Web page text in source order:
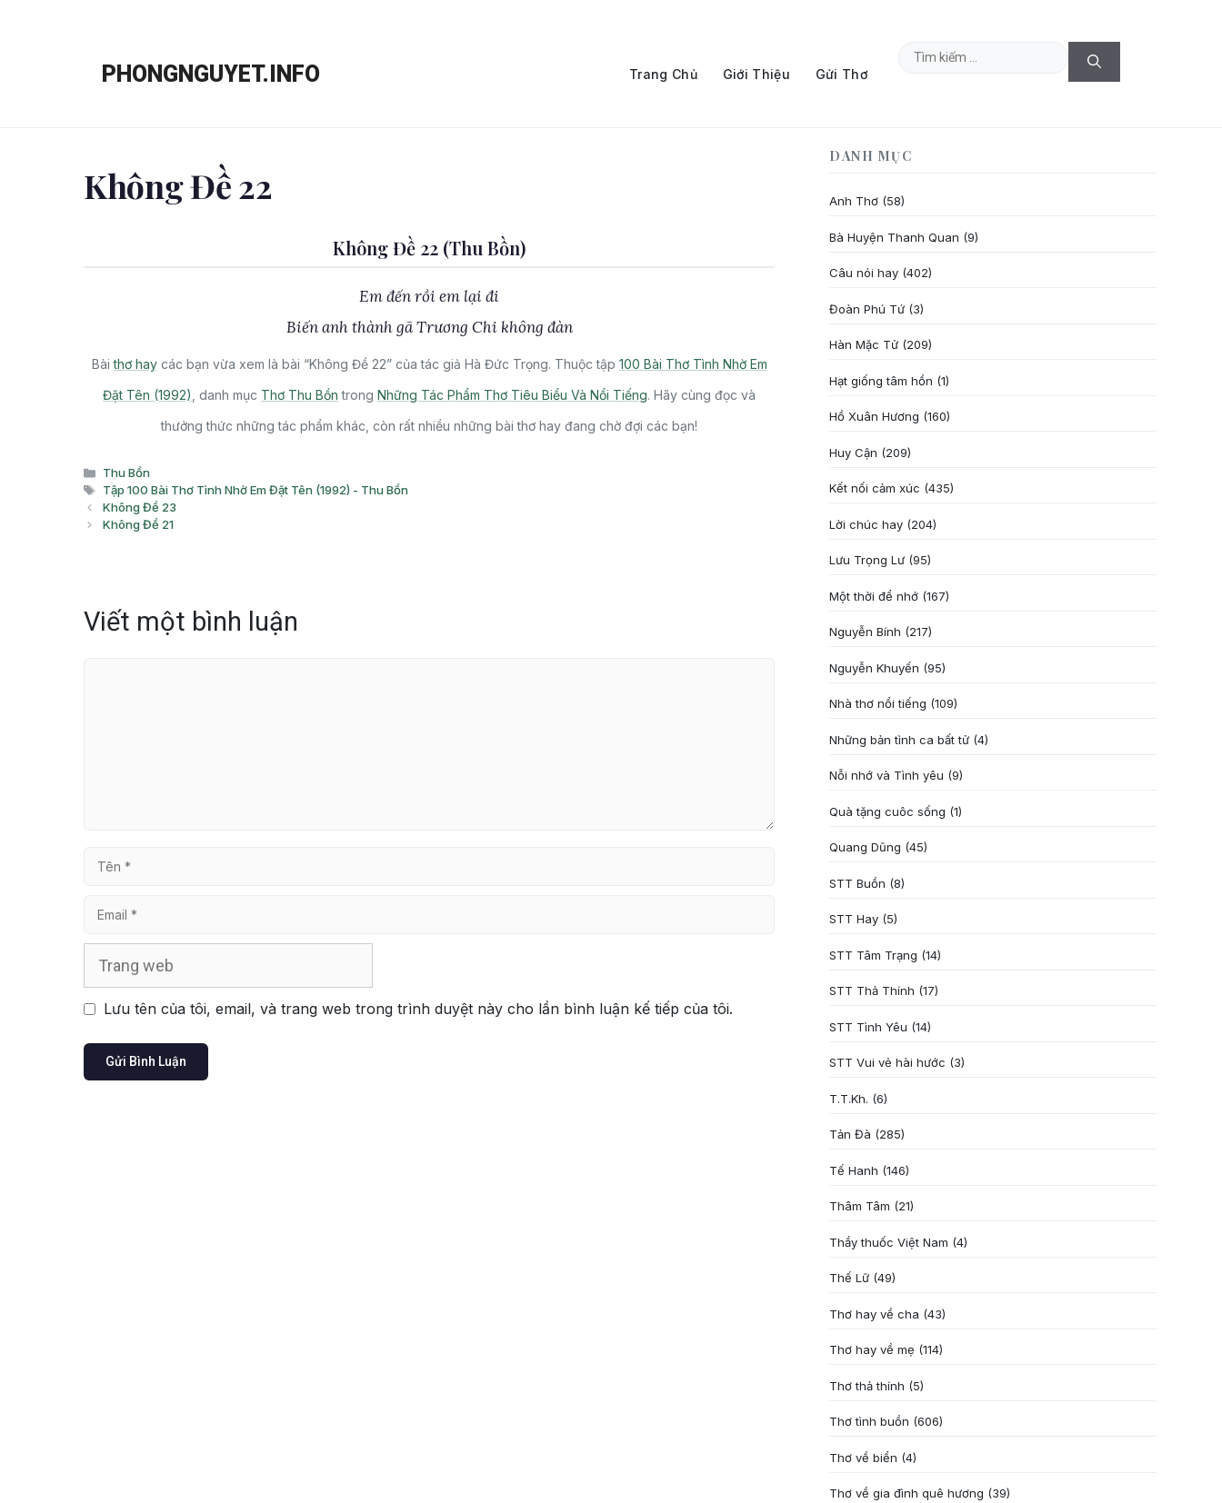
PHONGNGUYET.INFO Trang Chủ Giới Thiệu Gửi Thơ
Tìm
Không Đề 22
Không Đề 22 (Thu Bồn)
Em đến rồi em lại đi
Biến anh thành gã Trương Chi không đàn
Bàithơ haycác bạn vừa xem là bài “Không Đề 22” của tác giả Hà Đức Trọng. Thuộc tập 100 Bài Thơ Tình Nhờ Em
Đặt Tên (1992) , danh mục Thơ Thu Bồn trong Những Tác Phẩm Thơ Tiêu Biểu Và Nổi Tiếng. Hãy cùng đọc và
thưởng thức những tác phẩm khác, còn rất nhiều những bài thơ hay đang chờ đợi các bạn!
Danh
mục
Thu Bồn
Thẻ
Tập 100 Bài Thơ Tình Nhờ Em Đặt Tên (1992) - Thu Bồn
Không Đề 23
Không Đề 21
Viết một bình luận
Tên
Email
Lưu tên của tôi, email, và trang web trong trình duyệt này cho lần bình luận kế tiếp của tôi.
DANH MỤC
Anh Thơ (58)
Bà Huyện Thanh Quan (9)
Câu nói hay (402)
Đoàn Phú Tứ (3)
Hàn Mặc Tử (209)
Hạt giống tâm hồn (1)
Hồ Xuân Hương (160)
Huy Cận (209)
Kết nối cảm xúc (435)
Lời chúc hay (204)
Lưu Trọng Lư (95)
Một thời để nhớ (167)
Nguyễn Bính (217)
Nguyễn Khuyến (95)
Nhà thơ nổi tiếng (109)
Những bản tình ca bất tử (4)
Nỗi nhớ và Tình yêu (9)
Quà tặng cuôc sống (1)
Quang Dũng (45)
STT Buồn (8)
STT Hay (5)
STT Tâm Trạng (14)
STT Thả Thính (17)
STT Tình Yêu (14)
STT Vui vẻ hài hước (3)
T.T.Kh. (6)
Tản Đà (285)
Tế Hanh (146)
Thâm Tâm (21)
Thầy thuốc Việt Nam (4)
Thế Lữ (49)
Thơ hay về cha (43)
Thơ hay về mẹ (114)
Thơ thả thính (5)
Thơ tình buồn (606)
Thơ về biển (4)
Thơ về gia đình quê hương (39)